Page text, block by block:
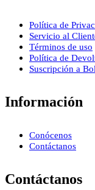
Política de
Servicio al
Términos de uso
Política de
Suscripción a
Información
Conócenos
Contáctanos
Contáctanos